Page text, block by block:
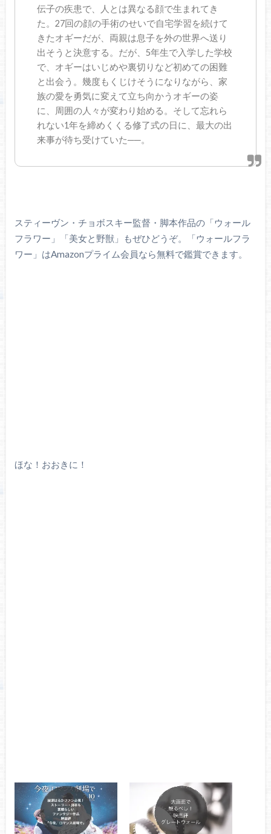
伝子の疾患で、人とは異なる顔で生まれてき
た。27回の顔の手術のせいで自宅学習を続けて
きたオギーだが、両親は息子を外の世界へ送り
出そうと決意する。だが、5年生で入学した学校
で、オギーはいじめや裏切りなど初めての困難
と出会う。幾度もくじけそうになりながら、家
族の愛を勇気に変えて立ち向かうオギーの姿
に、周囲の人々が変わり始める。そして忘れら
れない1年を締めくくる修了式の日に、最大の出
来事が待ち受けていた──。
スティーヴン・チョボスキー監督・脚本作品の「ウォール
フラワー」「美女と野獣」もぜひどうぞ。「ウォールフラ
ワー」はAmazonプライム会員なら無料で鑑賞できます。
ほな！おおきに！